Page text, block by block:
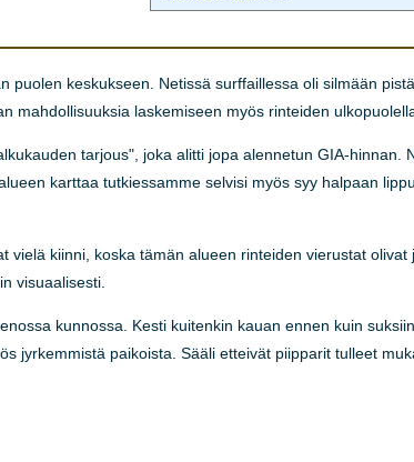
keskukseen. Netissä surffaillessa oli silmään
mahdollisuuksia laskemiseen myös rinteiden
tarjous", joka alitti jopa alennetun GIA-hinnan.
karttaa tutkiessamme selvisi myös syy halpaan
vielä kiinni, koska tämän alueen rinteiden vierustat olivat
visuaalisesti.
kunnossa. Kesti kuitenkin kauan ennen kuin
jyrkemmistä paikoista. Sääli etteivät piipparit tulleet